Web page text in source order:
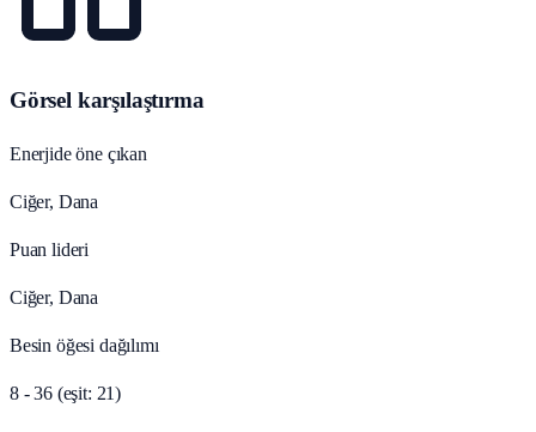
Görsel karşılaştırma
Enerjide öne çıkan
Ciğer, Dana
Puan lideri
Ciğer, Dana
Besin öğesi dağılımı
8 - 36 (eşit: 21)